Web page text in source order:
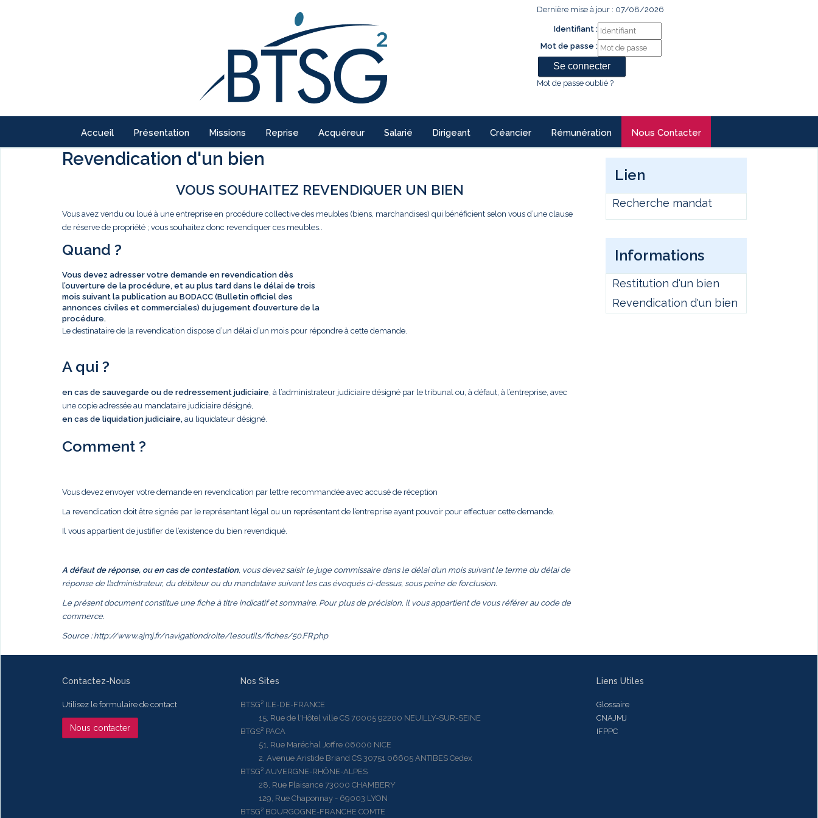
Dernière mise à jour : 07/08/2026
Identifiant :
Mot de passe :
Mot de passe oublié ?
Accueil Présentation Missions Reprise Acquéreur Salarié Dirigeant Créancier Rémunération Nous Contacter
Revendication d'un bien
VOUS SOUHAITEZ REVENDIQUER UN BIEN
Vous avez vendu ou loué à une entreprise en procédure collective des meubles (biens, marchandises) qui bénéficient selon vous d’une clause
de réserve de propriété ; vous souhaitez donc revendiquer ces meubles..
Quand ?
Vous devez adresser votre demande en revendication dès
l’ouverture de la procédure, et au plus tard dans le délai de trois
mois suivant la publication au BODACC (Bulletin officiel des
annonces civiles et commerciales) du jugement d’ouverture de la
procédure.
Le destinataire de la revendication dispose d’un délai d’un mois pour répondre à cette demande.
A qui ?
en cas de sauvegarde ou de redressement judiciaire, à l’administrateur judiciaire désigné par le tribunal ou, à défaut, à l’entreprise, avec
une copie adressée au mandataire judiciaire désigné,
en cas de liquidation judiciaire, au liquidateur désigné.
Comment ?
Vous devez envoyer votre demande en revendication par lettre recommandée avec accusé de réception
La revendication doit être signée par le représentant légal ou un représentant de l’entreprise ayant pouvoir pour effectuer cette demande.
Il vous appartient de justifier de l’existence du bien revendiqué.
A défaut de réponse, ou en cas de contestation, vous devez saisir le juge commissaire dans le délai d’un mois suivant le terme du délai de
réponse de l’administrateur, du débiteur ou du mandataire suivant les cas évoqués ci-dessus, sous peine de forclusion.
Le présent document constitue une fiche à titre indicatif et sommaire. Pour plus de précision, il vous appartient de vous référer au code de
commerce.
Source :http://www.ajmj.fr/navigationdroite/lesoutils/fiches/50.FR.php
Lien
Recherche mandat
Informations
Restitution d'un bien
Revendication d'un bien
Contactez-Nous
Utilisez le formulaire de contact
Nous contacter
Nos Sites
BTSG² ILE-DE-FRANCE
15, Rue de l'Hôtel ville CS 70005 92200 NEUILLY-SUR-SEINE
BTGS² PACA
51, Rue Maréchal Joffre 06000 NICE
2, Avenue Aristide Briand CS 30751 06605 ANTIBES Cedex
BTSG² AUVERGNE-RHÔNE-ALPES
28, Rue Plaisance 73000 CHAMBERY
129, Rue Chaponnay - 69003 LYON
BTSG² BOURGOGNE-FRANCHE COMTE
Liens Utiles
Glossaire
CNAJMJ
IFPPC